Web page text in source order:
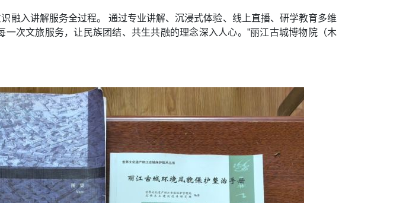
融入讲解服务全过程。 通过专业讲解、沉浸式体验、线上直播、研学教育多维
次文旅服务，让民族团结、共生共融的理念深入人心。”丽江古城博物院（木